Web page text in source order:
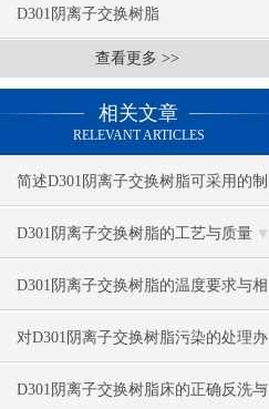
D301阴离子交换树脂
查看更多 >>
相关文章
RELEVANT ARTICLES
简述D301阴离子交换树脂可采用的制
备方法
D301阴离子交换树脂的工艺与质量
D301阴离子交换树脂的温度要求与相
关因素
对D301阴离子交换树脂污染的处理办
法及防止措施
D301阴离子交换树脂床的正确反洗与